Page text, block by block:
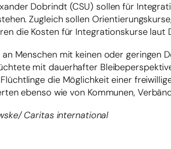
Dobrindt (CSU) sollen für
Zugleich sollen
die Kosten für Integrationskurse laut
Menschen mit keinen oder geringen
mit dauerhafter
die Möglichkeit einer
ebenso wie von Kommunen,
Caritas international